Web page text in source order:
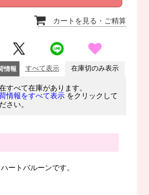
カートを見る ・ご精算
情報 すべて表示 在庫切のみ表示
すべて在庫があります。
情報をすべて表示 をクリックして
さい。
ートバルーンです。